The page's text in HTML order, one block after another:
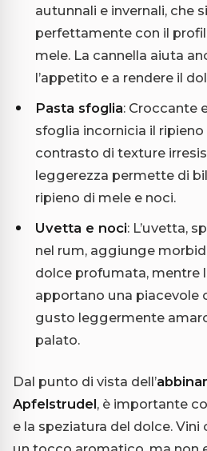
autunnali e invernali, che
perfettamente con il
mele. La cannella aiuta
l’appetito e a rendere il
Pasta sfoglia: Croccante
sfoglia incornicia il
contrasto di texture
leggerezza permette di
ripieno di mele e noci.
Uvetta e noci: L’uvetta,
nel rum, aggiunge
dolce profumata, mentre
apportano una piacevole
gusto leggermente
palato.
Dal punto di vista dell’
Apfelstrudel, è importante
e la speziatura del dolce.